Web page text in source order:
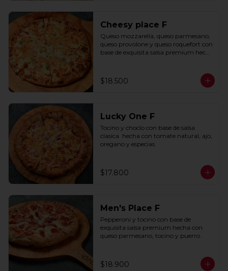
Cheesy place F
Queso mozzarella, queso parmesano,
queso provolone y queso roquefort con
base de exquisita salsa premium hecha
$18.500
Lucky One F
Tocino y choclo con base de salsa
clasica  hecha con tomate natural, ajo,
oregano y especias.
$17.800
Men's Place F
Pepperoni y tocino con base de
exquisita salsa premium hecha con
queso parmesano, tocino y puerro.
$18.900